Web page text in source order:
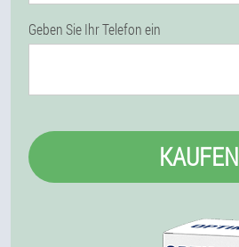
Geben Sie Ihr Telefon ein
KAUFEN